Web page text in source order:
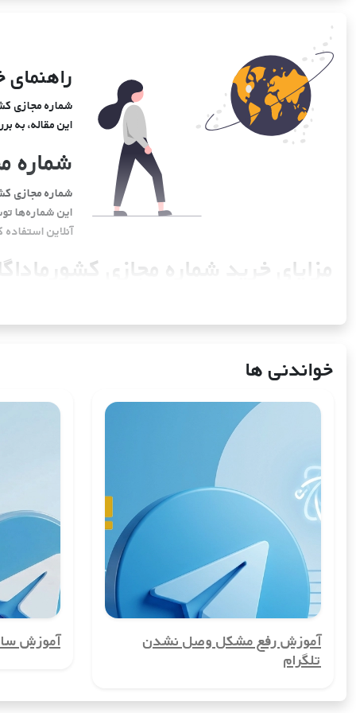
شماره مجازی
این مقاله، به
شماره
شماره مجازی
این شماره‌ها
آنلاین
مزایای خرید شماره مجازی
یکی از بزرگ‌ترین مزایای شماره مجازی کشورماداگاسکار، حفظ حریم
شماره مجازی کشورماداگاسکار به شما این امکان را می‌دهد تا چندین
تفکیک کنند، بسیار مفید است.
شماره مجازی کشورماداگاسکار می‌تواند هزینه‌های ارتباطی شما را کاهش
روش‌های معمول انجام دهید.
بسیاری از سرویس‌های آنلاین و شبکه‌های اجتماعی برای ثبت‌نام به
شماره مجازی کشورماداگاسکار به افزایش امنیت شما کمک می‌کند. با
خواندنی ها
آموزش رفع مشکل وصل نشدن
تلگرام
آموزش